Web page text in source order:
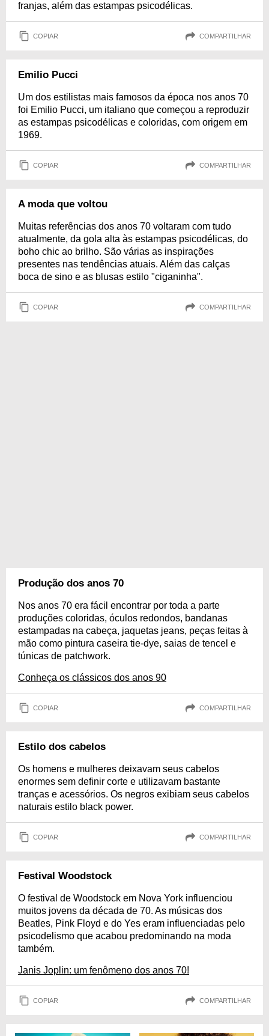
franjas, além das estampas psicodélicas.
COPIAR COMPARTILHAR
Emilio Pucci
Um dos estilistas mais famosos da época nos anos 70
foi Emilio Pucci, um italiano que começou a reproduzir
as estampas psicodélicas e coloridas, com origem em
1969.
COPIAR COMPARTILHAR
A moda que voltou
Muitas referências dos anos 70 voltaram com tudo
atualmente, da gola alta às estampas psicodélicas, do
boho chic ao brilho. São várias as inspirações
presentes nas tendências atuais. Além das calças
boca de sino e as blusas estilo "ciganinha".
COPIAR COMPARTILHAR
Produção dos anos 70
Nos anos 70 era fácil encontrar por toda a parte
produções coloridas, óculos redondos, bandanas
estampadas na cabeça, jaquetas jeans, peças feitas à
mão como pintura caseira tie-dye, saias de tencel e
túnicas de patchwork.
Conheça os clássicos dos anos 90
COPIAR COMPARTILHAR
Estilo dos cabelos
Os homens e mulheres deixavam seus cabelos
enormes sem definir corte e utilizavam bastante
tranças e acessórios. Os negros exibiam seus cabelos
naturais estilo black power.
COPIAR COMPARTILHAR
Festival Woodstock
O festival de Woodstock em Nova York influenciou
muitos jovens da década de 70. As músicas dos
Beatles, Pink Floyd e do Yes eram influenciadas pelo
psicodelismo que acabou predominando na moda
também.
Janis Joplin: um fenômeno dos anos 70!
COPIAR COMPARTILHAR